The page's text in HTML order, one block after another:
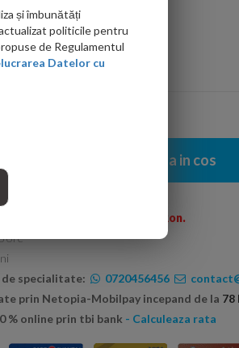
in alta parte mai ieftin?
Adauga in cos
la comenzi peste 600 Ron.
ore
specialitate:
0720456456
prin Netopia-Mobilpay incepand de la 78
% online prin tbi bank - Calculeaza rata
și îmbunătăți
politicile pentru
de Regulamentul
Datelor cu